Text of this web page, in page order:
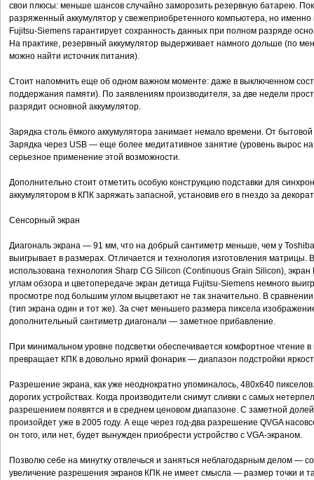
свои плюсы: меньше шансов случайно заморозить резервную батарею.
разряженный аккумулятор у свежеприобретенного компьютера, но
Fujitsu-Siemens гарантирует сохранность данных при полном разряде
На практике, резервный аккумулятор выдерживает намного дольше (по
можно найти источник питания).
Стоит напомнить еще об одном важном моменте: даже в выключенном
поддержания памяти). По заявлениям производителя, за две недели
разрядит основной аккумулятор.
Зарядка столь ёмкого аккумулятора занимает немало времени. От
Зарядка через USB — еще более медитативное занятие (уровень вырос
серьезное применение этой возможности.
Дополнительно стоит отметить особую конструкцию подставки для
аккумулятором в КПК заряжать запасной, установив его в гнездо за
Сенсорный экран
Диагональ экрана — 91 мм, что на добрый сантиметр меньше, чем у
выигрывает в размерах. Отличается и технология изготовления матрицы.
использована технология Sharp CG Silicon (Continuous Grain Silicon),
углам обзора и цветопередаче экран детища Fujitsu-Siemens немного
просмотре под большим углом выцветают не так значительно. В
(тип экрана один и тот же). За счет меньшего размера пиксела
дополнительный сантиметр диагонали — заметное прибавление.
При минимальном уровне подсветки обеспечивается комфортное чтение
превращает КПК в довольно яркий фонарик — диапазон подстройки
Разрешение экрана, как уже неоднократно упоминалось, 480x640
дорогих устройствах. Когда производители снимут сливки с самых
разрешением появятся и в среднем ценовом диапазоне. С заметной долей
произойдет уже в 2005 году. А еще через год-два разрешение QVGA
он того, или нет, будет вынужден приобрести устройство с VGA-экраном.
Позволю себе на минутку отвлечься и заняться неблагодарным делом —
увеличение разрешения экранов КПК не имеет смысла — размер точки и